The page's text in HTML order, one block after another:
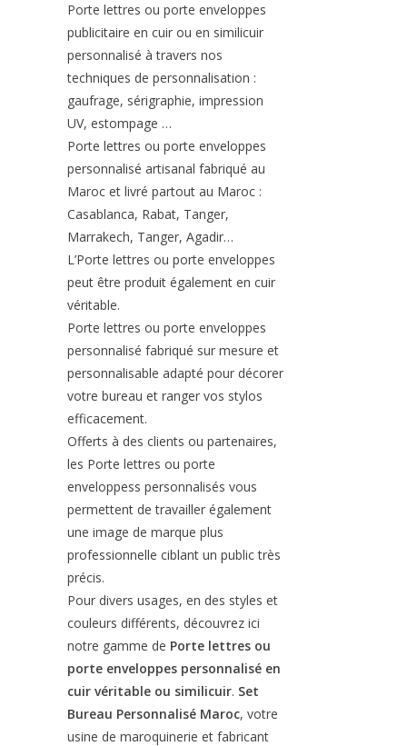
Porte lettres ou porte enveloppes
publicitaire en cuir ou en similicuir
personnalisé à travers nos
techniques de personnalisation :
gaufrage, sérigraphie, impression
UV, estompage …
Porte lettres ou porte enveloppes
personnalisé artisanal fabriqué au
Maroc et livré partout au Maroc :
Casablanca, Rabat, Tanger,
Marrakech, Tanger, Agadir…
L’Porte lettres ou porte enveloppes
peut être produit également en cuir
véritable.
Porte lettres ou porte enveloppes
personnalisé fabriqué sur mesure et
personnalisable adapté pour décorer
votre bureau et ranger vos stylos
efficacement.
Offerts à des clients ou partenaires,
les Porte lettres ou porte
enveloppess personnalisés vous
permettent de travailler également
une image de marque plus
professionnelle ciblant un public très
précis.
Pour divers usages, en des styles et
couleurs différents, découvrez ici
notre gamme de Porte lettres ou
porte enveloppes personnalisé en
cuir véritable ou similicuir. Set
Bureau Personnalisé Maroc, votre
usine de maroquinerie et fabricant